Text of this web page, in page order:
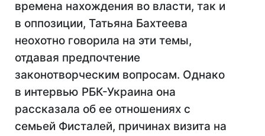
времена нахождения во власти, так и
в оппозиции, Татьяна Бахтеева
неохотно говорила на эти темы,
отдавая предпочтение
законотворческим вопросам. Однако
в интервью РБК-Украина она
рассказала об ее отношениях с
семьей Фисталей, причинах визита на